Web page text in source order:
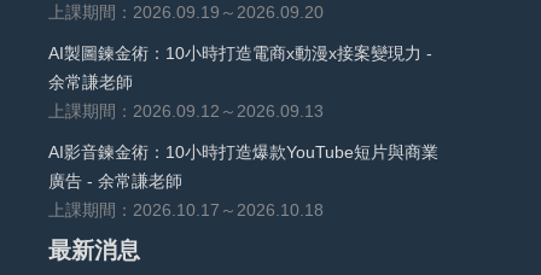
上課期間：2026.09.19～2026.09.20
AI製圖鍊金術：10小時打造電商x動漫x接案變現力 -
余常謙老師
上課期間：2026.09.12～2026.09.13
AI影音鍊金術：10小時打造爆款YouTube短片與商業
廣告 - 余常謙老師
上課期間：2026.10.17～2026.10.18
最新消息